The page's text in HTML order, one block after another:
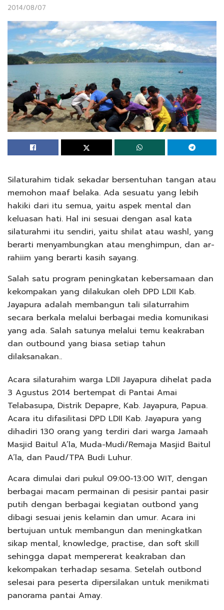
2014/08/07
Silaturahim tidak sekadar bersentuhan tangan atau
memohon maaf belaka. Ada sesuatu yang lebih
hakiki dari itu semua, yaitu aspek mental dan
keluasan hati. Hal ini sesuai dengan asal kata
silaturahmi itu sendiri, yaitu shilat atau washl, yang
berarti menyambungkan atau menghimpun, dan ar-
rahiim yang berarti kasih sayang.
Salah satu program peningkatan kebersamaan dan
kekompakan yang dilakukan oleh DPD LDII Kab.
Jayapura adalah membangun tali silaturrahim
secara berkala melalui berbagai media komunikasi
yang ada. Salah satunya melalui temu keakraban
dan outbound yang biasa setiap tahun
dilaksanakan..
Acara silaturahim warga LDII Jayapura dihelat pada
3 Agustus 2014 bertempat di Pantai Amai
Telabasupa, Distrik Depapre, Kab. Jayapura, Papua.
Acara itu difasilitasi DPD LDII Kab. Jayapura yang
dihadiri 130 orang yang terdiri dari warga Jamaah
Masjid Baitul A’la, Muda-Mudi/Remaja Masjid Baitul
A’la, dan Paud/TPA Budi Luhur.
Acara dimulai dari pukul 09:00-13:00 WIT, dengan
berbagai macam permainan di pesisir pantai pasir
putih dengan berbagai kegiatan outbond yang
dibagi sesuai jenis kelamin dan umur. Acara ini
bertujuan untuk membangun dan meningkatkan
sikap mental, knowledge, practise, dan soft skill
sehingga dapat mempererat keakraban dan
kekompakan terhadap sesama. Setelah outbond
selesai para peserta dipersilakan untuk menikmati
panorama pantai Amay.